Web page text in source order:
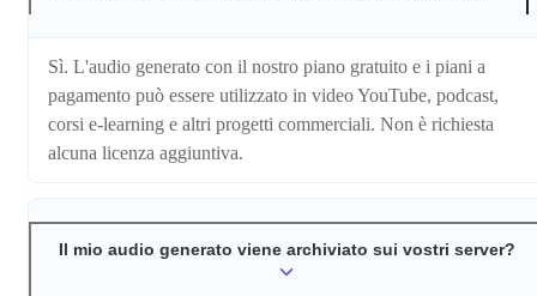
Sì. L'audio generato con il nostro piano gratuito e i piani a
pagamento può essere utilizzato in video YouTube, podcast,
corsi e-learning e altri progetti commerciali. Non è richiesta
alcuna licenza aggiuntiva.
Il mio audio generato viene archiviato sui vostri server?